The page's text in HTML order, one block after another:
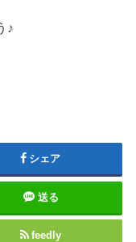
♪
シェア
送る
feedly